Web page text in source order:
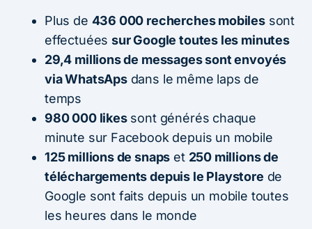
Plus de 436 000 recherches mobilessont
effectuéessur Google toutes les minutes
29,4 millions de messages sont envoyés
via WhatsApsdans le même laps de
temps
980 000 likessont générés chaque
minute sur Facebook depuis un mobile
125 millions de snaps et 250 millions de
téléchargements depuis le Playstore de
Google sont faits depuis un mobile toutes
les heures dans le monde